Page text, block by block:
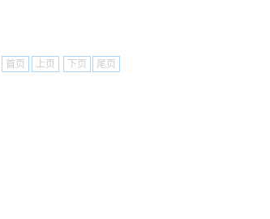
首页 上页 下页 尾页